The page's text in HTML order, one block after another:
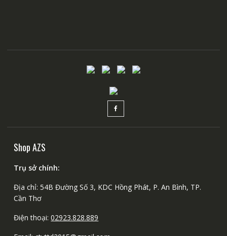
Shop AZS
Trụ sở chính:
Địa chỉ: 54B Đường Số 3, KDC Hồng Phát, P. An Bình, TP.
Cần Thơ
Điện thoại:02923.828.889